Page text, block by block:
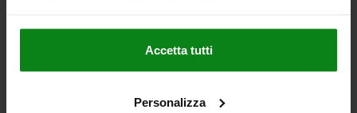
Accetta tutti
Personalizza
AUFNAHMEBOLZEN INNENGEWINDE BEIDSEITIG
C=30, A=30, G=M06, FORM:A2 MIT KUGELANSATZ,